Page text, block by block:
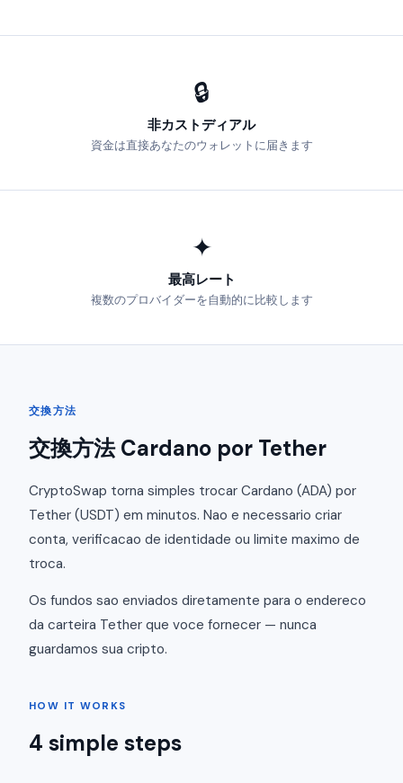
🔒
非カストディアル
資金は直接あなたのウォレットに届きます
✦
最高レート
複数のプロバイダーを自動的に比較します
交換方法
交換方法 Cardano por Tether
CryptoSwap torna simples trocar Cardano (ADA) por
Tether (USDT) em minutos. Nao e necessario criar
conta, verificacao de identidade ou limite maximo de
troca.
Os fundos sao enviados diretamente para o endereco
da carteira Tether que voce fornecer — nunca
guardamos sua cripto.
HOW IT WORKS
4 simple steps